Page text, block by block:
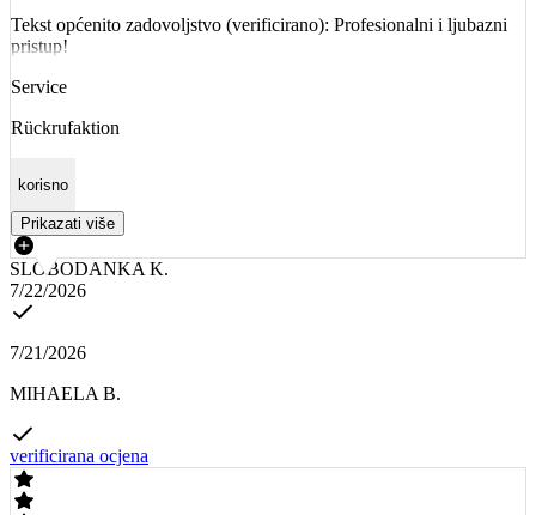
Tekst općenito zadovoljstvo (verificirano): Profesionalni i ljubazni
pristup!
Service
Rückrufaktion
korisno
Prikazati više
SLOBODANKA K.
7/22/2026
7/21/2026
MIHAELA B.
verificirana ocjena